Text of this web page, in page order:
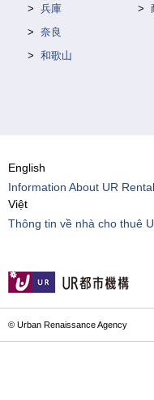
兵庫
奈良
和歌山
English
Information About UR
Việt
Thông tin về nhà cho thuê
© Urban Renaissance Agency